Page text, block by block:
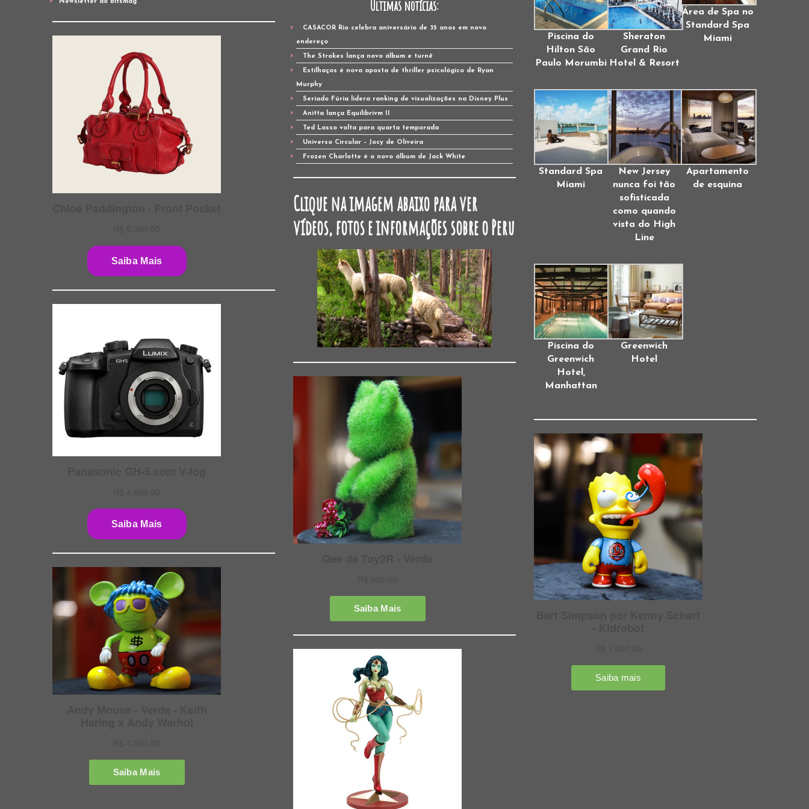
Newsletter do Bitsmag Últimas notícias:
CASACOR Rio celebra aniversário de 35 anos em novo
endereço
The Strokes lança novo álbum e turnê
Estilhaços é nova aposta de thriller psicológico de Ryan
Murphy
Seriado Fúria lidera ranking de visualizações na Disney Plus
Anitta lança Equilibrivm II
Ted Lasso volta para quarta temporada
Universo Circular – Jocy de Oliveira
Frozen Charlotte é o novo álbum de Jack White
Clique na imagem abaixo para ver
vídeos, fotos e informações sobre o Peru
Piscina do
Hilton São
Paulo Morumbi
Sheraton
Grand Rio
Hotel & Resort
Área de Spa no
Standard Spa
Miami
Standard Spa
Miami
New Jersey
nunca foi tão
sofisticada
como quando
vista do High
Line
Apartamento
de esquina
Piscina do
Greenwich
Hotel,
Manhattan
Greenwich
Hotel